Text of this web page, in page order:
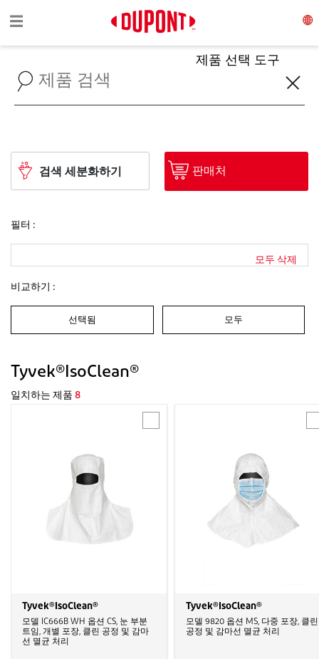
Toggle navigation
☰
제품 선택 도구
검색 세분화하기 판매처
필터 :
모두 삭제
비교하기 :
선택됨 모두
Tyvek®IsoClean®
일치하는 제품 8
Tyvek®IsoClean®
모델 IC666B WH 옵션 CS, 눈 부분
트임, 개별 포장, 클린 공정 및 감마
선 멸균 처리
Tyvek®IsoClean®
모델 9820 옵션 MS, 다중 포장, 클린
공정 및 감마선 멸균 처리